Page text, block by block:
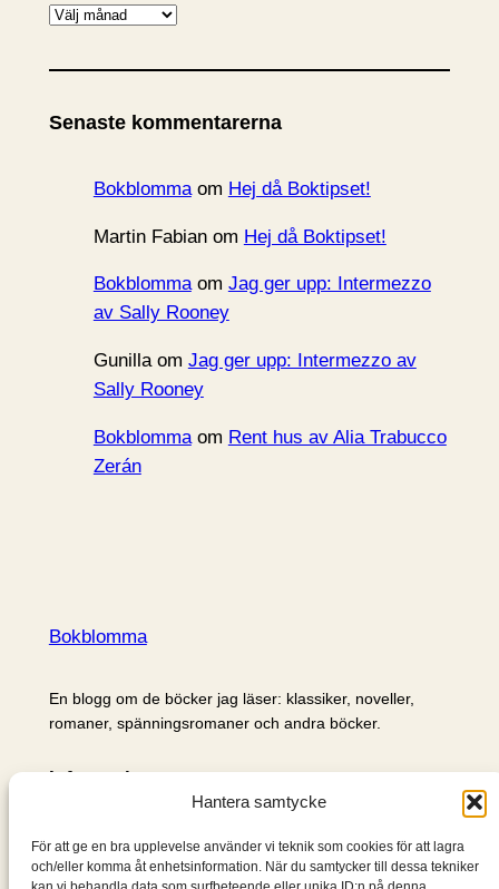
Hantera samtycke
För att ge en bra upplevelse använder vi teknik som cookies för att lagra
och/eller komma åt enhetsinformation. När du samtycker till dessa tekniker
A
k
v
Senaste kommentarerna
Bokblommaom Hej då Boktipset!
Martin Fabianom Hej då Boktipset!
Bokblommaom Jag ger upp: Intermezzo
av Sally Rooney
Gunillaom Jag ger upp: Intermezzo av
Sally Rooney
Bokblommaom Rent hus av Alia Trabucco
Zerán
Bokblomma
En blogg om de böcker jag läser: klassiker, noveller,
romaner, spänningsromaner och andra böcker.
Information
Om mig & om bloggen
S